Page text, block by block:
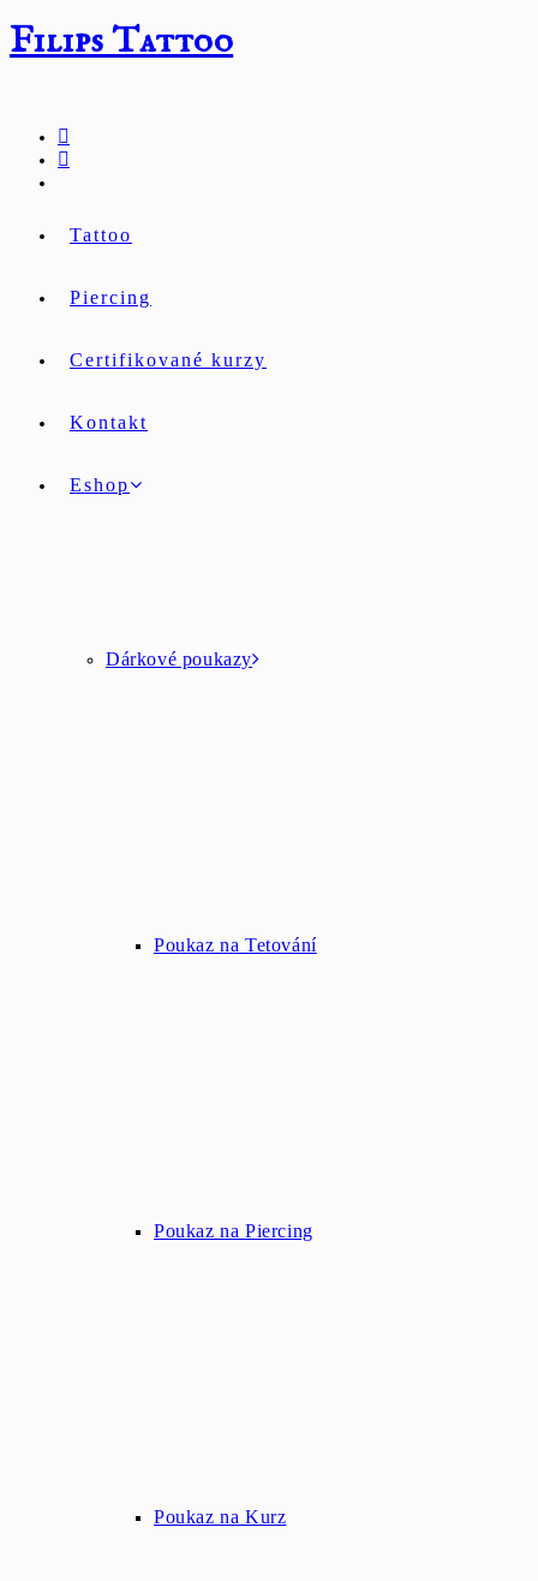
k
obsahu
Filips Tattoo
Tattoo
Piercing
Certifikované kurzy
Kontakt
Eshop
Dárkové poukazy
Poukaz na Tetování
Poukaz na Piercing
Poukaz na Kurz